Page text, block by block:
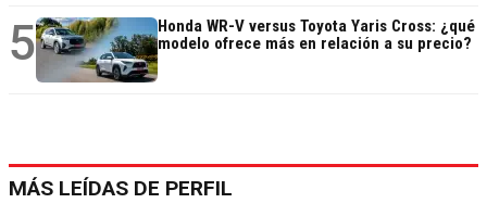
5
Honda WR-V versus Toyota Yaris Cross: ¿qué
modelo ofrece más en relación a su precio?
MÁS LEÍDAS DE PERFIL